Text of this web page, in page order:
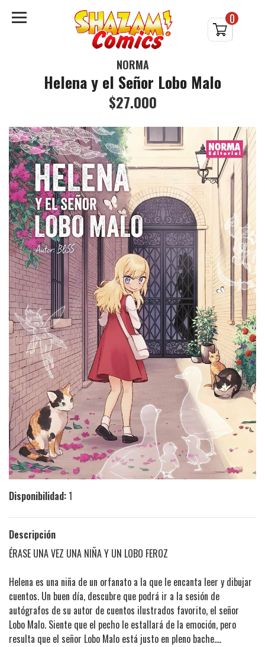
0
NORMA
Helena y el Señor Lobo Malo
$27.000
Disponibilidad:1
Descripción
ÉRASE UNA VEZ UNA NIÑA Y UN LOBO FEROZ
Helena es una niña de un orfanato a la que le encanta leer y dibujar
cuentos. Un buen día, descubre que podrá ir a la sesión de
autógrafos de su autor de cuentos ilustrados favorito, el señor
Lobo Malo. Siente que el pecho le estallará de la emoción, pero
resulta que el señor Lobo Malo está justo en pleno bache….